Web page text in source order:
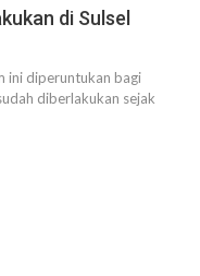
di Sulsel
ini diperuntukan bagi
diberlakukan sejak